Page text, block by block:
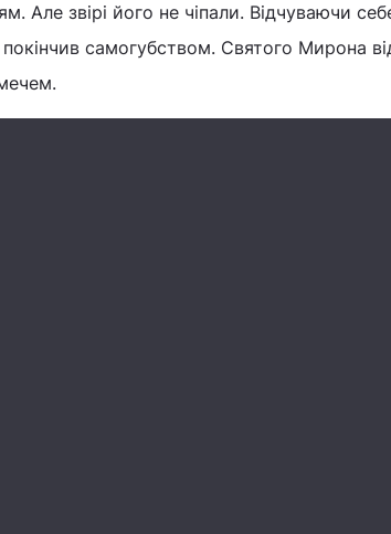
Але звірі його не чіпали. Відчуваючи
покінчив самогубством. Святого Мирона